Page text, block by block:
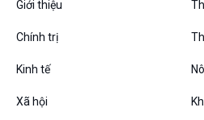
Chát với người nổi tiếng
Podcast
Giới thiệu
Chính trị
Kinh tế
Xã hội